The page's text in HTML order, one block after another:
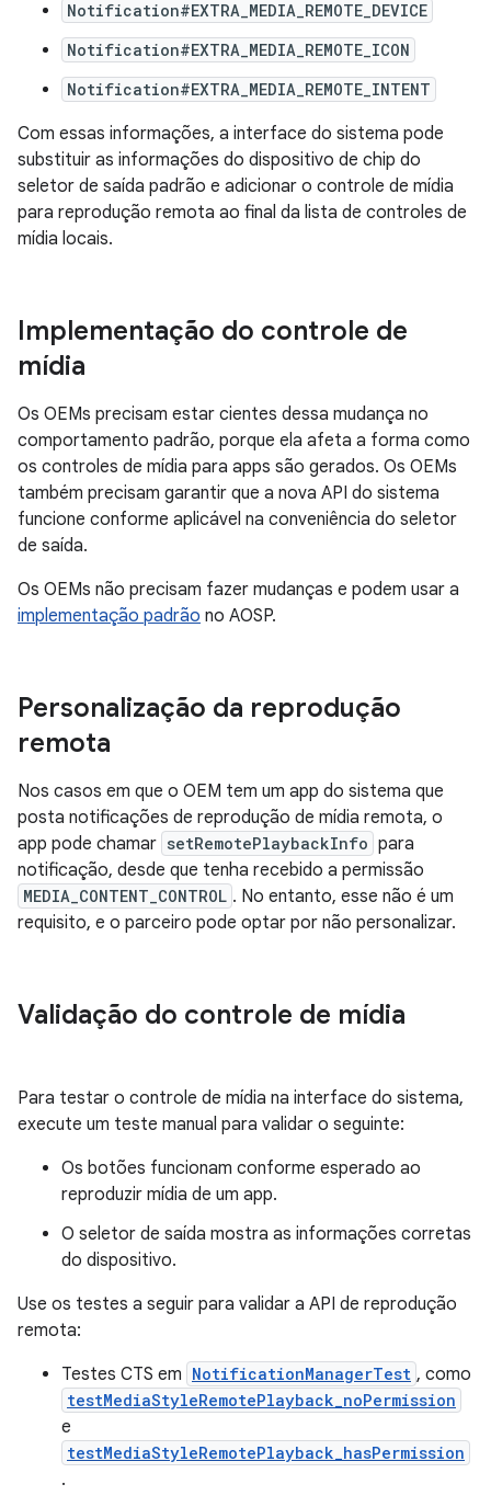
Notification#EXTRA_MEDIA_REMOTE_DEVICE
Notification#EXTRA_MEDIA_REMOTE_ICON
Notification#EXTRA_MEDIA_REMOTE_INTENT
Com essas informações, a interface do sistema pode
substituir as informações do dispositivo de chip do
seletor de saída padrão e adicionar o controle de mídia
para reprodução remota ao final da lista de controles de
mídia locais.
Implementação do controle de
mídia
Os OEMs precisam estar cientes dessa mudança no
comportamento padrão, porque ela afeta a forma como
os controles de mídia para apps são gerados. Os OEMs
também precisam garantir que a nova API do sistema
funcione conforme aplicável na conveniência do seletor
de saída.
Os OEMs não precisam fazer mudanças e podem usar a
implementação padrão no AOSP.
Personalização da reprodução
remota
Nos casos em que o OEM tem um app do sistema que
posta notificações de reprodução de mídia remota, o
app pode chamar setRemotePlaybackInfo para
notificação, desde que tenha recebido a permissão
MEDIA_CONTENT_CONTROL . No entanto, esse não é um
requisito, e o parceiro pode optar por não personalizar.
Validação do controle de mídia
Para testar o controle de mídia na interface do sistema,
execute um teste manual para validar o seguinte:
Os botões funcionam conforme esperado ao
reproduzir mídia de um app.
O seletor de saída mostra as informações corretas
do dispositivo.
Use os testes a seguir para validar a API de reprodução
remota:
Testes CTS em NotificationManagerTest , como
testMediaStyleRemotePlayback_noPermission
e
testMediaStyleRemotePlayback_hasPermission
.